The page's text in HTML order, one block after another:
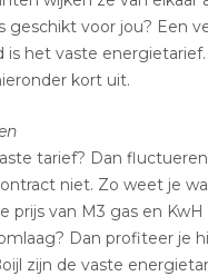
geschikt voor jou? Een
is het vaste
kort uit.
tarief? Dan
niet. Zo weet je
prijs van M3 gas en
Dan profiteer je
zijn de vaste